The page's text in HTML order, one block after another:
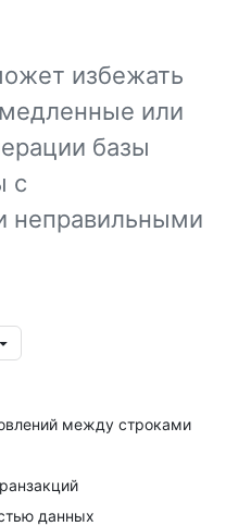
избежать
или
базы
с
неправильными
между строками
данных